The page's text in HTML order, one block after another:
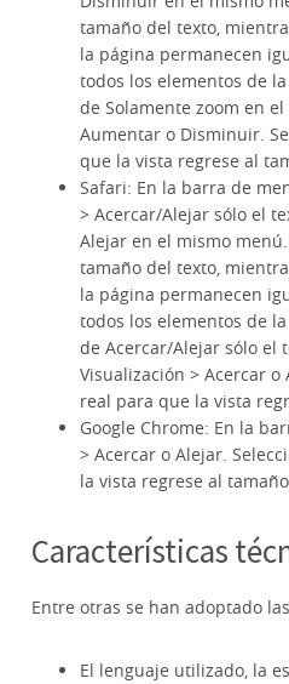
tamaño del texto,
la página permanecen
todos los elementos de
de Solamente zoom en
Aumentar o Disminuir.
que la vista regrese al
Safari: En la barra de
> Acercar/Alejar sólo el
Alejar en el mismo
tamaño del texto,
la página permanecen
todos los elementos de
de Acercar/Alejar sólo el
Visualización > Acercar o
real para que la vista
Google Chrome: En la
> Acercar o Alejar.
la vista regrese al
Características
Entre otras se han adoptado
El lenguaje utilizado, la